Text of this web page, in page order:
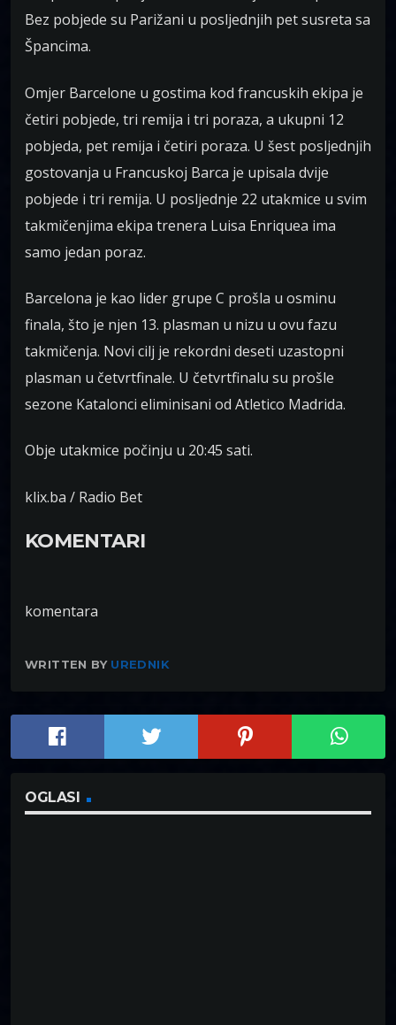
Bez pobjede su Parižani u posljednjih pet susreta sa
Špancima.
Omjer Barcelone u gostima kod francuskih ekipa je
četiri pobjede, tri remija i tri poraza, a ukupni 12
pobjeda, pet remija i četiri poraza. U šest posljednjih
gostovanja u Francuskoj Barca je upisala dvije
pobjede i tri remija. U posljednje 22 utakmice u svim
takmičenjima ekipa trenera Luisa Enriquea ima
samo jedan poraz.
Barcelona je kao lider grupe C prošla u osminu
finala, što je njen 13. plasman u nizu u ovu fazu
takmičenja. Novi cilj je rekordni deseti uzastopni
plasman u četvrtfinale. U četvrtfinalu su prošle
sezone Katalonci eliminisani od Atletico Madrida.
Obje utakmice počinju u 20:45 sati.
klix.ba / Radio Bet
KOMENTARI
komentara
WRITTEN BY UREDNIK
OGLASI